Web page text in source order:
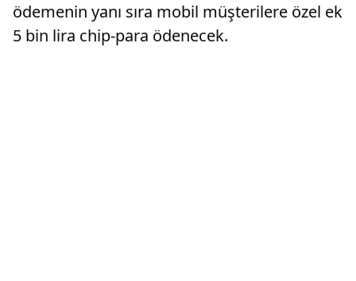
ödemenin yanı sıra mobil müşterilere özel ek
5 bin lira chip-para ödenecek.